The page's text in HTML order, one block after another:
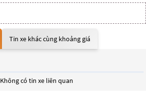
Tin xe khác cùng khoảng giá
Không có tin xe liên quan